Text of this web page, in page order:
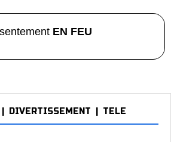
EN FEU
DIVERTISSEMENT TELE